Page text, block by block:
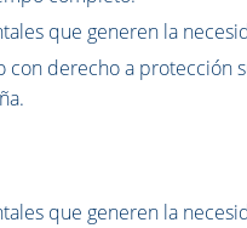
que generen la
con derecho a protección
que generen la